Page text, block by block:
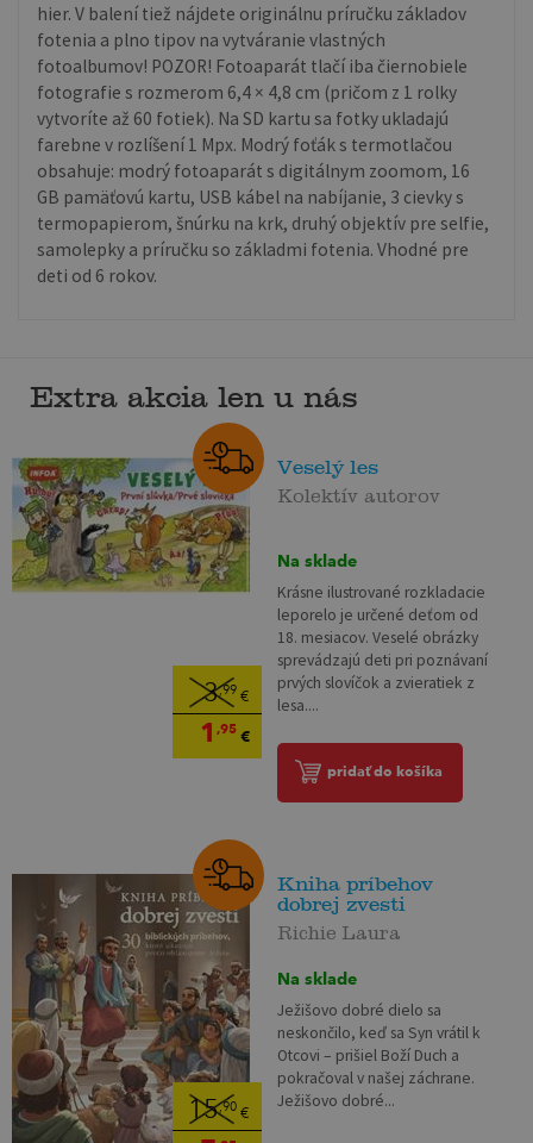
hier. V balení tiež nájdete originálnu príručku základov
fotenia a plno tipov na vytváranie vlastných
fotoalbumov! POZOR! Fotoaparát tlačí iba čiernobiele
fotografie s rozmerom 6,4 × 4,8 cm (pričom z 1 rolky
vytvoríte až 60 fotiek). Na SD kartu sa fotky ukladajú
farebne v rozlíšení 1 Mpx. Modrý foťák s termotlačou
obsahuje: modrý fotoaparát s digitálnym zoomom, 16
GB pamäťovú kartu, USB kábel na nabíjanie, 3 cievky s
termopapierom, šnúrku na krk, druhý objektív pre selfie,
samolepky a príručku so základmi fotenia. Vhodné pre
deti od 6 rokov.
Extra akcia len u nás
3,99 €
1 ,95€
Veselý les
Kolektív autorov
Na sklade
Krásne ilustrované rozkladacie
leporelo je určené deťom od
18. mesiacov. Veselé obrázky
sprevádzajú deti pri poznávaní
prvých slovíčok a zvieratiek z
lesa....
pridať do košíka
15,90€
Kniha príbehov
dobrej zvesti
Richie Laura
Na sklade
Ježišovo dobré dielo sa
neskončilo, keď sa Syn vrátil k
Otcovi – prišiel Boží Duch a
pokračoval v našej záchrane.
Ježišovo dobré...